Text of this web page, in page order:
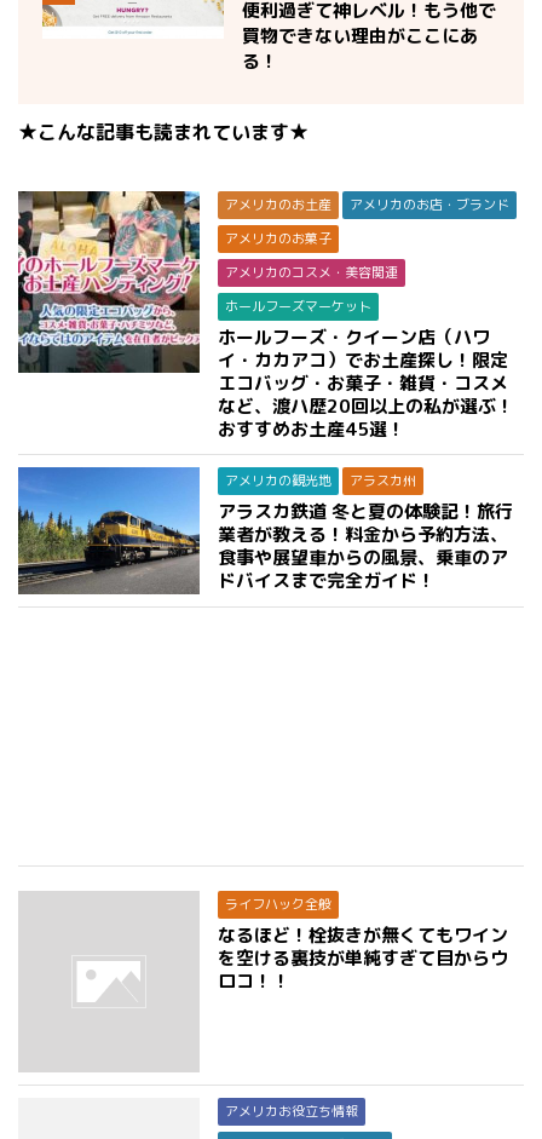
便利過ぎて神レベル！もう他で
買物できない理由がここにあ
る！
★こんな記事も読まれています★
アメリカのお土産
アメリカのお店・ブランド
アメリカのお菓子
アメリカのコスメ・美容関連
ホールフーズマーケット
ホールフーズ・クイーン店（ハワ
イ・カカアコ）でお土産探し！限定
エコバッグ・お菓子・雑貨・コスメ
など、渡ハ歴20回以上の私が選ぶ！
おすすめお土産45選！
アメリカの観光地 アラスカ州
アラスカ鉄道 冬と夏の体験記！旅行
業者が教える！料金から予約方法、
食事や展望車からの風景、乗車のア
ドバイスまで完全ガイド！
ライフハック全般
なるほど！栓抜きが無くてもワイン
を空ける裏技が単純すぎて目からウ
ロコ！！
アメリカお役立ち情報